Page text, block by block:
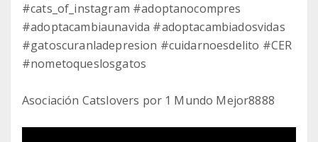
#cats_of_instagram #adoptanocompres
#adoptacambiaunavida #adoptacambiadosvidas
#gatoscuranladepresion #cuidarnoesdelito #CER
#nometoqueslosgatos
Asociación Catslovers por 1 Mundo Mejor8888